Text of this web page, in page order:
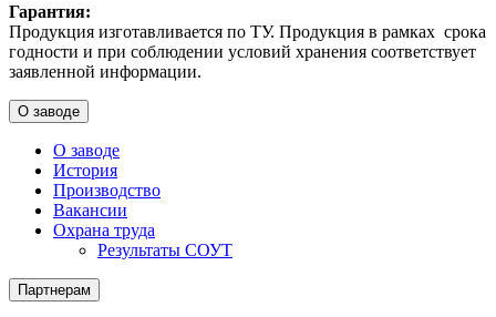
Гарантия:
Продукция изготавливается по ТУ. Продукция в рамках срока
годности и при соблюдении условий хранения соответствует
заявленной информации.
О заводе
О заводе
История
Производство
Вакансии
Охрана труда
Результаты СОУТ
Партнерам